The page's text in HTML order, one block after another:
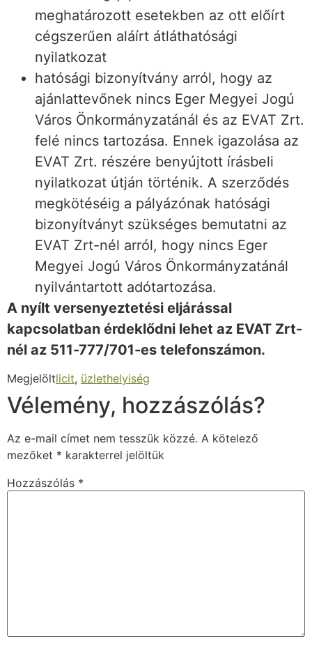
meghatározott esetekben az ott előírt
cégszerűen aláírt átláthatósági
nyilatkozat
hatósági bizonyítvány arról, hogy az
ajánlattevőnek nincs Eger Megyei Jogú
Város Önkormányzatánál és az EVAT Zrt.
felé nincs tartozása. Ennek igazolása az
EVAT Zrt. részére benyújtott írásbeli
nyilatkozat útján történik. A szerződés
megkötéséig a pályázónak hatósági
bizonyítványt szükséges bemutatni az
EVAT Zrt-nél arról, hogy nincs Eger
Megyei Jogú Város Önkormányzatánál
nyilvántartott adótartozása.
A nyílt versenyeztetési eljárással
kapcsolatban érdeklődni lehet az EVAT Zrt-
nél az 511-777/701-es telefonszámon.
Megjelöltlicit, üzlethelyiség
Vélemény, hozzászólás?
Az e-mail címet nem tesszük közzé. A kötelező
mezőket * karakterrel jelöltük
Hozzászólás *